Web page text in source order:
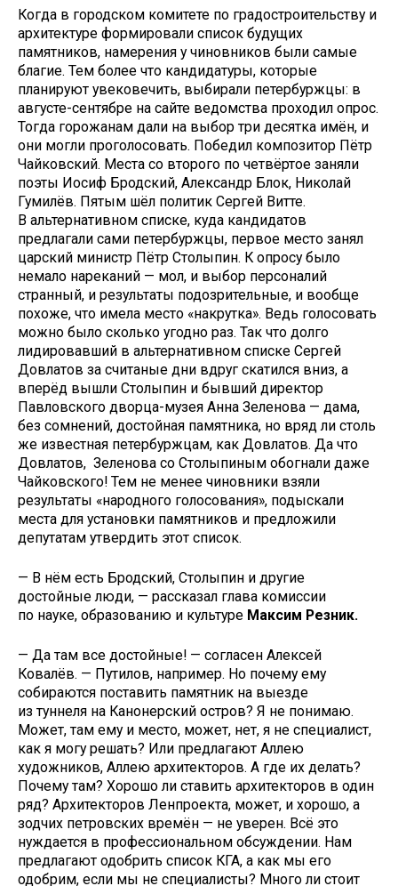
Когда в городском комитете по градостроительству и
архитектуре формировали список будущих
памятников, намерения у чиновников были самые
благие. Тем более что кандидатуры, которые
планируют увековечить, выбирали петербуржцы: в
августе-сентябре на сайте ведомства проходил опрос.
Тогда горожанам дали на выбор три десятка имён, и
они могли проголосовать. Победил композитор Пётр
Чайковский. Места со второго по четвёртое заняли
поэты Иосиф Бродский, Александр Блок, Николай
Гумилёв. Пятым шёл политик Сергей Витте.
В альтернативном списке, куда кандидатов
предлагали сами петербуржцы, первое место занял
царский министр Пётр Столыпин. К опросу было
немало нареканий — мол, и выбор персоналий
странный, и результаты подозрительные, и вообще
похоже, что имела место «накрутка». Ведь голосовать
можно было сколько угодно раз. Так что долго
лидировавший в альтернативном списке Сергей
Довлатов за считаные дни вдруг скатился вниз, а
вперёд вышли Столыпин и бывший директор
Павловского дворца-музея Анна Зеленова — дама,
без сомнений, достойная памятника, но вряд ли столь
же известная петербуржцам, как Довлатов. Да что
Довлатов, Зеленова со Столыпиным обогнали даже
Чайковского! Тем не менее чиновники взяли
результаты «народного голосования», подыскали
места для установки памятников и предложили
депутатам утвердить этот список.
— В нём есть Бродский, Столыпин и другие
достойные люди, — рассказал глава комиссии
по науке, образованию и культуре Максим Резник.
— Да там все достойные! — согласен Алексей
Ковалёв. — Путилов, например. Но почему ему
собираются поставить памятник на выезде
из туннеля на Канонерский остров? Я не понимаю.
Может, там ему и место, может, нет, я не специалист,
как я могу решать? Или предлагают Аллею
художников, Аллею архитекторов. А где их делать?
Почему там? Хорошо ли ставить архитекторов в один
ряд? Архитекторов Ленпроекта, может, и хорошо, а
зодчих петровских времён — не уверен. Всё это
нуждается в профессиональном обсуждении. Нам
предлагают одобрить список КГА, а как мы его
одобрим, если мы не специалисты? Много ли стоит